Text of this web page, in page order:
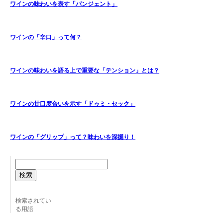
ワインの味わいを表す「パンジェント」
ワインの「辛口」って何？
ワインの味わいを語る上で重要な「テンション」とは？
ワインの甘口度合いを示す「ドゥミ・セック」
ワインの「グリップ」って？味わいを深掘り！
検索
検索されてい
る用語